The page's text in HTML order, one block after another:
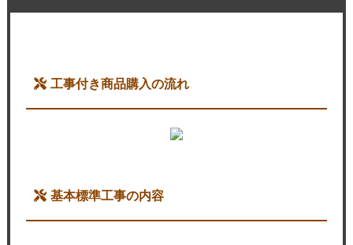
工事付き商品購入の流れ
基本標準工事の内容